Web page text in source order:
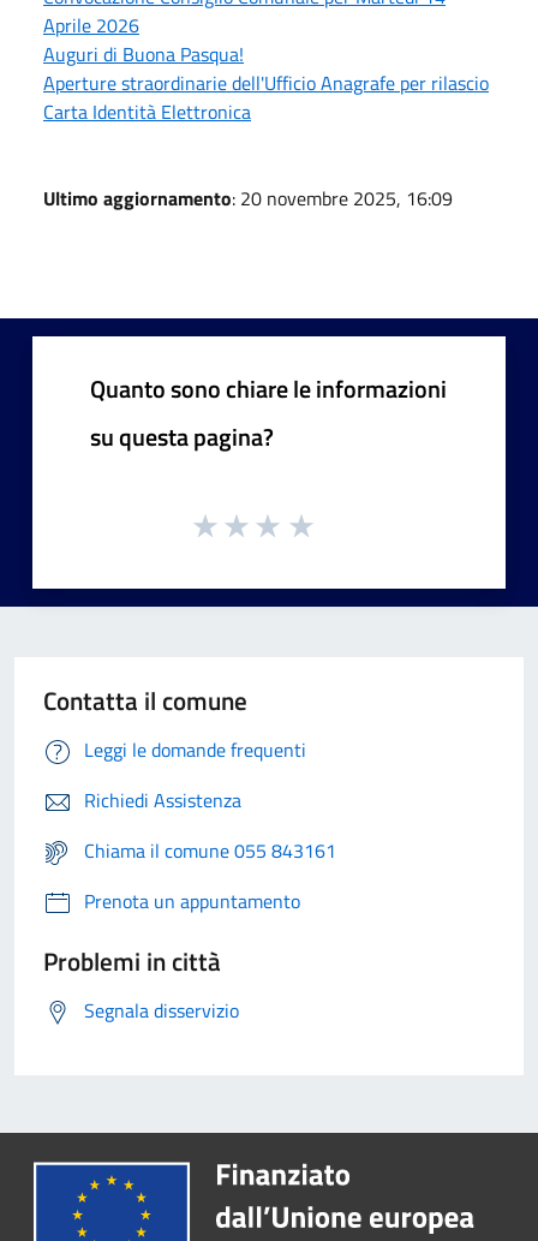
Aprile 2026
Auguri di Buona Pasqua!
Aperture straordinarie dell'Ufficio Anagrafe per rilascio
Carta Identità Elettronica
Ultimo aggiornamento: 20 novembre 2025, 16:09
Quanto sono chiare le informazioni
su questa pagina?
Contatta il comune
Leggi le domande frequenti
Richiedi Assistenza
Chiama il comune 055 843161
Prenota un appuntamento
Problemi in città
Segnala disservizio